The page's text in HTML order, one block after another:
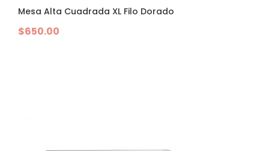
Mesa Alta Cuadrada XL Filo Dorado
$650.00